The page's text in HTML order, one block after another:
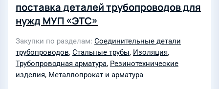
поставка деталей трубопроводов для
нужд МУП «ЭТС»
Закупки по разделам Соединительные детали
трубопроводов, Стальные трубы, Изоляция,
Трубопроводная арматура, Резинотехнические
изделия, Металлопрокат и арматура